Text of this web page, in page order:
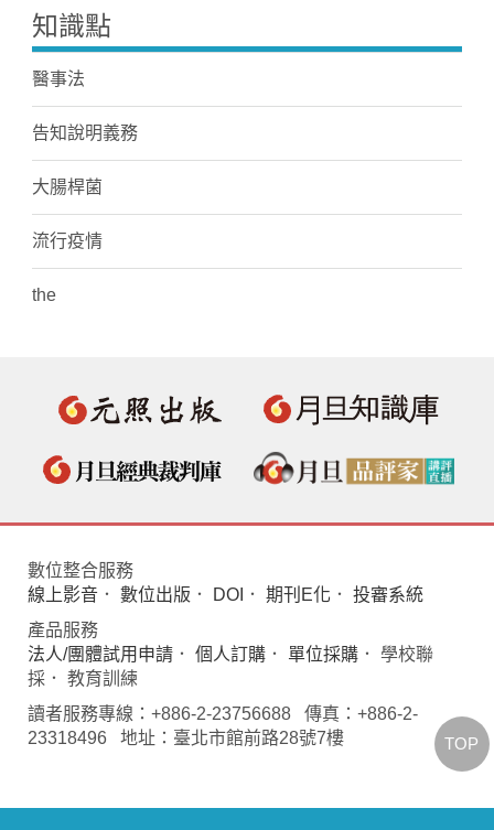
知識點
醫事法
告知說明義務
大腸桿菌
流行疫情
the
數位整合服務
線上影音 ． 數位出版 ． DOI ． 期刊E化 ． 投審系統
產品服務
法人/團體試用申請 ． 個人訂購 ． 單位採購 ． 學校聯
採． 教育訓練
讀者服務專線：+886-2-23756688 傳真：+886-2-
23318496 地址：臺北市館前路28號7樓
TOP